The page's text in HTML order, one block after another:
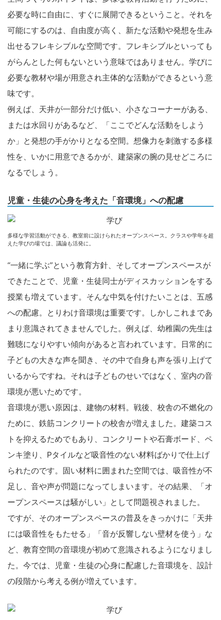
必要な時に自由に、すぐに展開できるということ。それを
可能にするのは、自由度が高く、新たな活動や発想を生み
出せるフレキシブルな空間です。フレキシブルといっても
がらんとした何もないという意味ではありません。学びに
必要な教材や場が用意され主体的な活動ができるという意
味です。
例えば、天井が一部分だけ低い、小さなコーナーがある、
または水回りがあるなど、「ここでどんな活動をしよう
か」と発想の手がかりとなる空間。想像力を刺激する多様
性を、いかに用意できるかが、建築家の腕の見せどころに
なるでしょう。
児童・生徒の心身を考えた「音環境」への配慮
多様な学習活動ができる、教室前に設けられたオープンスペース。クラスや学年を超
えた学びの場では、議論も活発に。
“一緒に学ぶ”という教育方針、そしてオープンスペースが
できたことで、児童・生徒同士がディスカッションをする
授業も増えています。そんな中気を付けたいことは、五感
への配慮。とりわけ音環境は重要です。しかしこれまであ
まり意識されてきませんでした。例えば、幼稚園の先生は
難聴になりやすい傾向があると言われています。日常的に
子どもの大きな声を聞き、その中で自身も声を張り上げて
いるからですね。それは子どものせいではなく、室内の音
環境が悪いためです。
音環境が悪い原因は、建物の材料。戦後、校舎の不燃化の
ために、鉄筋コンクリートの校舎が増えました。建築コス
トを抑えるためでもあり、コンクリートや石膏ボード、ペ
ンキ塗り、Pタイルなど吸音性のない材料ばかりで仕上げ
られたのです。固い材料に囲まれた空間では、吸音性が不
足し、音や声が問題になってしまいます。その結果、「オ
ープンスペースは騒がしい」として問題視されました。
ですが、そのオープンスペースの普及をきっかけに「天井
には吸音性をもたせる」「音が反響しない壁材を使う」な
ど、教育空間の音環境が初めて意識されるようになりまし
た。今では、児童・生徒の心身に配慮した音環境を、設計
の段階から考える例が増えています。